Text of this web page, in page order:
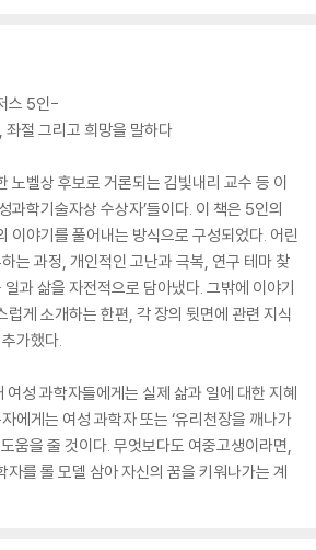
스 5인-
절 그리고 희망을 말하다
노벨상 후보로 거론되는 김빛내리 교수 등 이
과학기술자상 수상자’들이다. 이 책은 5인의
이야기를 풀어내는 방식으로 구성되었다. 어린
는 과정, 개인적인 고난과 극복, 연구 테마 찾
과 삶을 자전적으로 담아냈다. 그밖에 이야기
럽게 소개하는 한편, 각 장의 뒷면에 관련 지식
가했다.
여성 과학자들에게는 실제 삶과 일에 대한 지혜
에게는 여성 과학자 또는 ‘유리천장을 깨나가
움을 줄 것이다. 무엇보다도 여중고생이라면,
자를 롤 모델 삼아 자신의 꿈을 키워나가는 계